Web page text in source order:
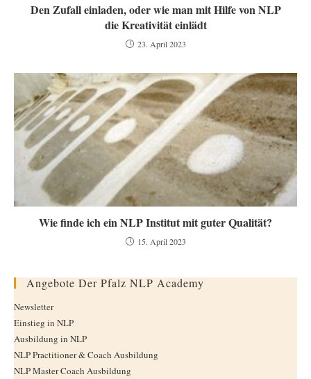
Den Zufall einladen, oder wie man mit Hilfe von NLP
die Kreativität einlädt
23. April 2023
Wie finde ich ein NLP Institut mit guter Qualität?
15. April 2023
Angebote Der Pfalz NLP Academy
Newsletter
Einstieg in NLP
Ausbildung in NLP
NLP Practitioner & Coach Ausbildung
NLP Master Coach Ausbildung